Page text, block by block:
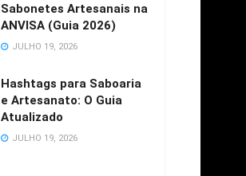
Sabonetes Artesanais na
ANVISA (Guia 2026)
JULHO 19, 2026
Hashtags para Saboaria
e Artesanato: O Guia
Atualizado
JULHO 19, 2026